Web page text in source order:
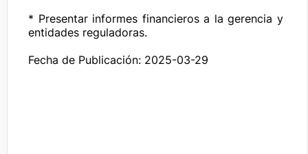
* Presentar informes financieros a la gerencia y
entidades reguladoras.
Fecha de Publicación: 2025-03-29